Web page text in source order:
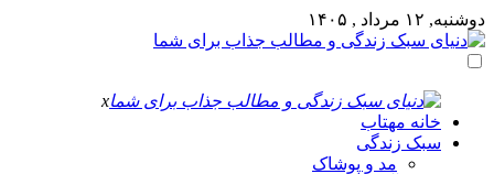
دوشنبه, ۱۲ مرداد , ۱۴۰۵
x
خانه مهتاب
سبک زندگی
مد و پوشاک